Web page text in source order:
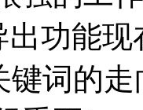
出功能
键词的